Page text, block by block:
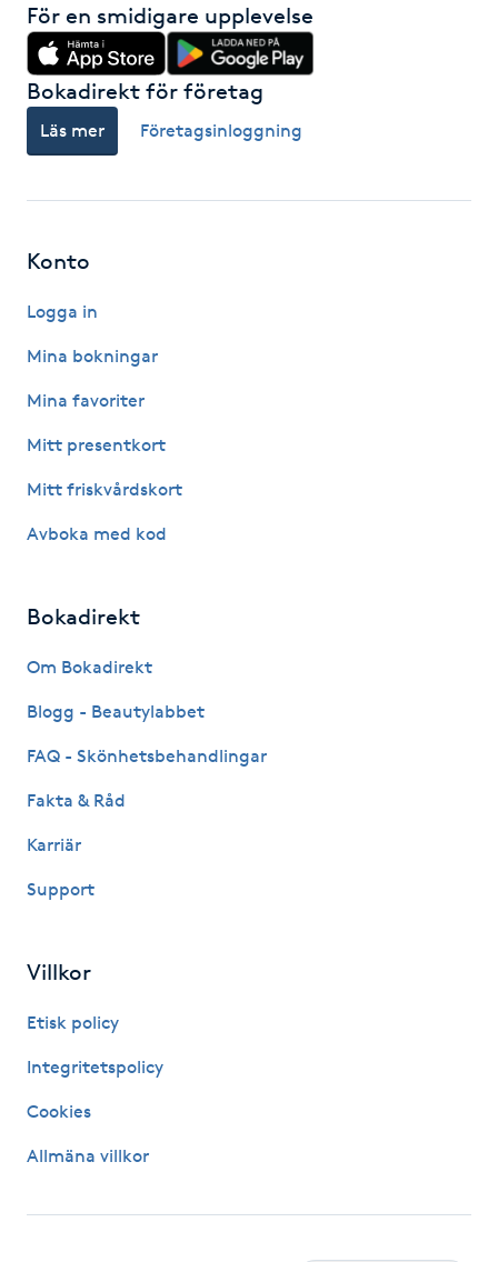
Healing
Herrklippning
HIFU
Hudföryngring
Hudvård
Hypnos
Hårbottenbehandling
Hårförlängning
Hårvård
Hälsa
För en smidigare upplevelse
Bokadirekt för företag
Läs mer Företagsinloggning
Konto
Logga in
Mina bokningar
Mina favoriter
Mitt presentkort
Mitt friskvårdskort
Avboka med kod
Bokadirekt
Om Bokadirekt
Blogg - Beautylabbet
FAQ - Skönhetsbehandlingar
Fakta & Råd
Karriär
Support
Villkor
Etisk policy
Integritetspolicy
Cookies
Allmäna villkor